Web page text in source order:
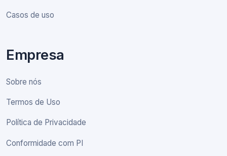
Casos de uso
Empresa
Sobre nós
Termos de Uso
Política de Privacidade
Conformidade com PI